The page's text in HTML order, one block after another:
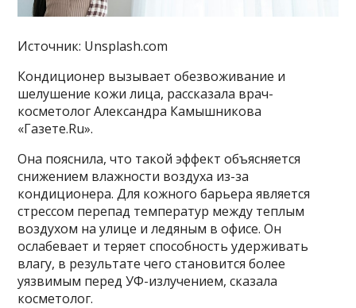
Источник: Unsplash.com
Кондиционер вызывает обезвоживание и
шелушение кожи лица, рассказала врач-
косметолог Александра Камышникова
«Газете.Ru».
Она пояснила, что такой эффект объясняется
снижением влажности воздуха из-за
кондиционера. Для кожного барьера является
стрессом перепад температур между теплым
воздухом на улице и ледяным в офисе. Он
ослабевает и теряет способность удерживать
влагу, в результате чего становится более
уязвимым перед УФ-излучением, сказала
косметолог.